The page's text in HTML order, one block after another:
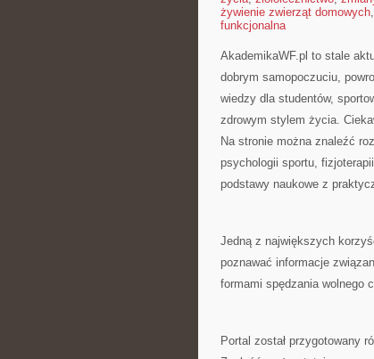
żywienie zwierząt domowych,
funkcjonalna
AkademikaWF.pl to stale
dobrym samopoczuciu,
wiedzy dla studentów,
zdrowym stylem życia.
Na stronie można znaleźć
psychologii sportu,
podstawy naukowe z
Jedną z największych
poznawać informacje
formami spędzania wolnego
Portal został przygotowany